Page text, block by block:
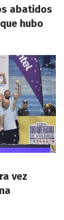
abatidos
hubo
vez